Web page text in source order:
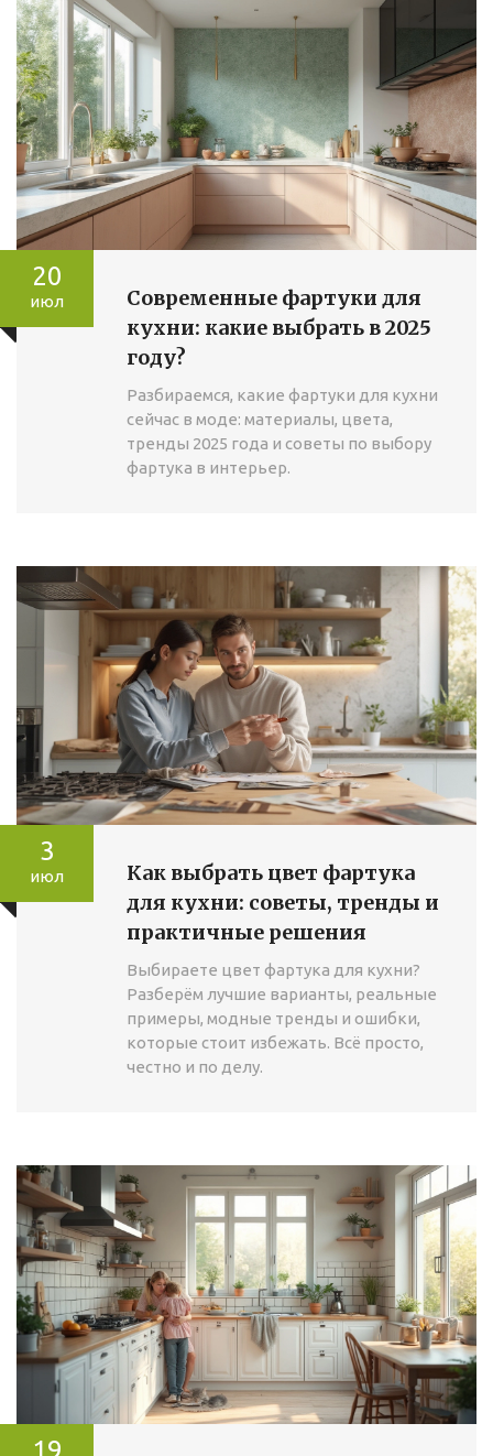
20
июл
Современные фартуки для
кухни: какие выбрать в 2025
году?
Разбираемся, какие фартуки для кухни
сейчас в моде: материалы, цвета,
тренды 2025 года и советы по выбору
фартука в интерьер.
3
июл
Как выбрать цвет фартука
для кухни: советы, тренды и
практичные решения
Выбираете цвет фартука для кухни?
Разберём лучшие варианты, реальные
примеры, модные тренды и ошибки,
которые стоит избежать. Всё просто,
честно и по делу.
19